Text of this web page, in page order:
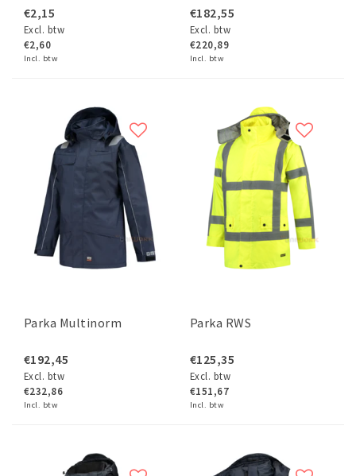
€2,15
Excl. btw
€2,60
Incl. btw
€182,55
Excl. btw
€220,89
Incl. btw
Parka Multinorm
€192,45
Excl. btw
€232,86
Incl. btw
Parka RWS
€125,35
Excl. btw
€151,67
Incl. btw